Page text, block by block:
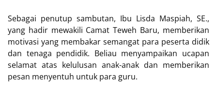
Sebagai penutup sambutan, Ibu Lisda Maspiah, SE.,
yang hadir mewakili Camat Teweh Baru, memberikan
motivasi yang membakar semangat para peserta didik
dan tenaga pendidik. Beliau menyampaikan ucapan
selamat atas kelulusan anak-anak dan memberikan
pesan menyentuh untuk para guru.